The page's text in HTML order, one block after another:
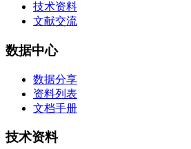
技术资料
文献交流
数据中心
数据分享
资料列表
文档手册
技术资料